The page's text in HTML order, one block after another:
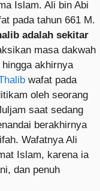
Islam. Ali bin Abi
pada tahun 661 M.
adalah sekitar
masa dakwah
hingga akhirnya
wafat pada
oleh seorang
saat sedang
berakhirnya
Wafatnya Ali
Islam, karena ia
dan penuh